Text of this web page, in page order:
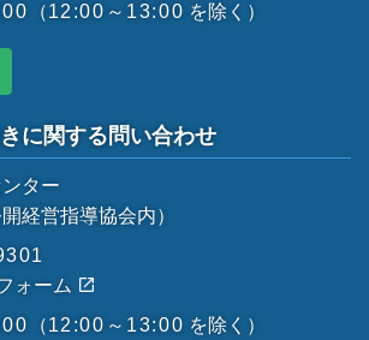
（12:00～13:00 を除く）
に関する問い合わせ
ター
経営指導協会内）
ォーム
（12:00～13:00 を除く）